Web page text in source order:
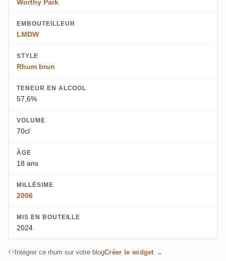
Worthy Park
EMBOUTEILLEUR
LMDW
STYLE
Rhum brun
TENEUR EN ALCOOL
57,6%
VOLUME
70cl
ÂGE
18 ans
MILLÉSIME
2006
MIS EN BOUTEILLE
2024
Intégrer ce rhum sur votre blogCréer le widget →